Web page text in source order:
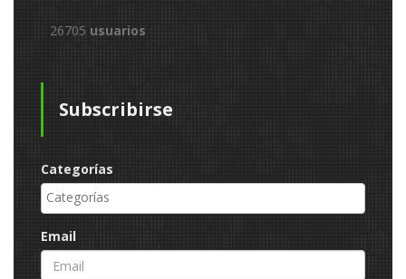
26705 usuarios
Subscribirse
Categorías
Email